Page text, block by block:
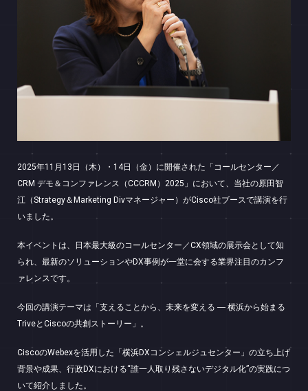
2025年11月13日（木）・14日（金）に開催された「コールセンター／
CRM デモ＆コンファレンス（CCCRM）2025」において、当社の原田智
江（Strategy＆Marketing Divマネージャー）がCisco社ブースで講演を行
いました。
本イベントは、日本最大級のコールセンター／CX領域の展示会として知
られ、最新のソリューションやDX事例が一堂に会する業界注目のカンフ
ァレンスです。
今回の講演テーマは「支えることから、未来を変える ― 横浜から始まる
TriveとCiscoの共創ストーリー」。
CiscoのWebexを活用した「横浜DXコンシェルジュセンター」の立ち上げ
背景や成果、行政DXにおける“誰一人取り残さないデジタル化”の実践につ
いて紹介しました。